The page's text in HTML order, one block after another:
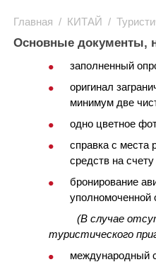
Главная / КИТАЙ /
Основные документы,
заполненный
оригинал
минимум две
одно цветное
справка с места
средств на
бронирование
уполномоченной
(В случае
туристического
международный